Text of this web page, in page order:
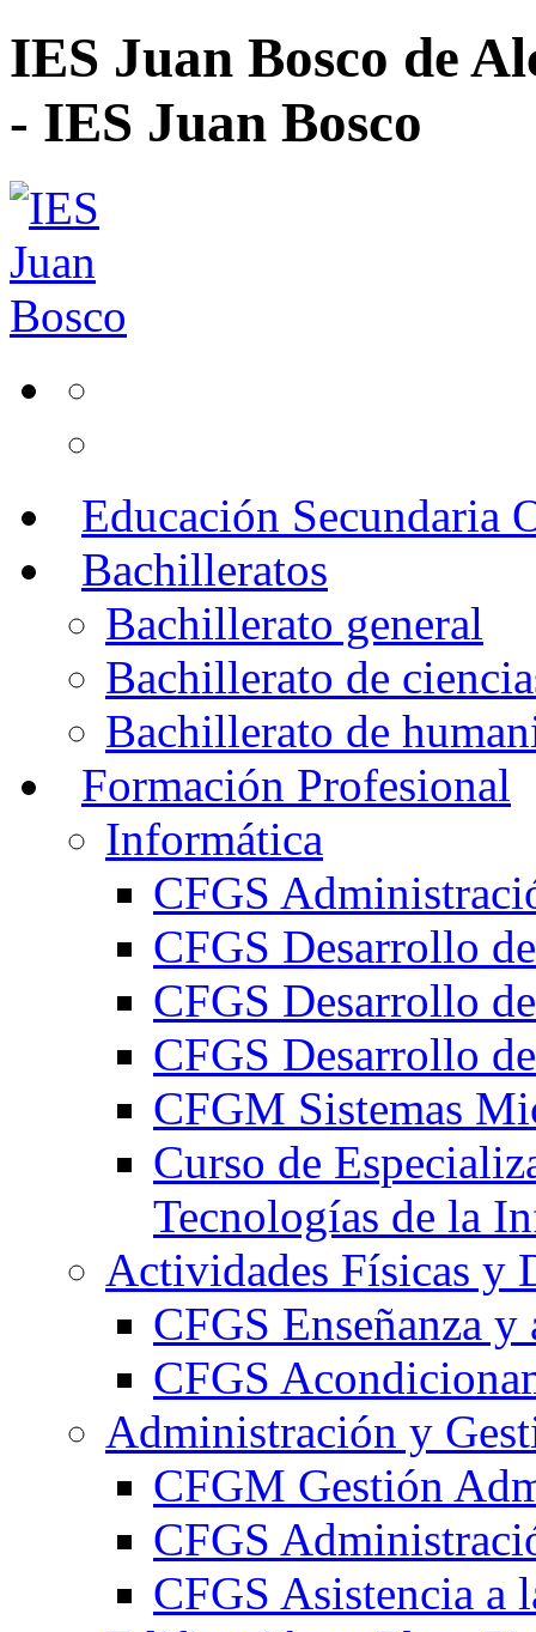
IES Juan Bosco de
- IES Juan Bosco
Educación Secundaria
Bachilleratos
Bachillerato general
Bachillerato de
Bachillerato de
Formación Profesional
Informática
CFGS
CFGS Desarrollo
CFGS Desarrollo
CFGS Desarrollo
CFGM Sistemas
Curso de
Tecnologías de la
Actividades Físicas y
CFGS Enseñanza
CFGS
Administración y
CFGM Gestión
CFGS
CFGS Asistencia a